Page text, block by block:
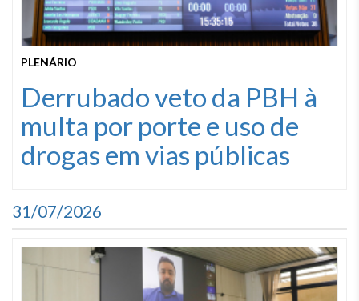
PLENÁRIO
Derrubado veto da PBH à
multa por porte e uso de
drogas em vias públicas
31/07/2026